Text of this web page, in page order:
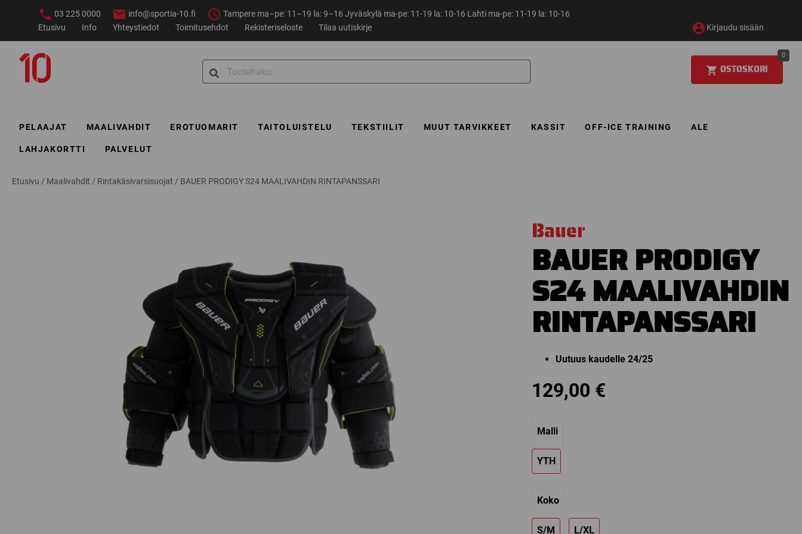
03 225 0000 info@sportia-10.fi
Tampere ma–pe: 11–19 la: 9–16 Jyväskylä ma-pe: 11-19 la: 10-16 Lahti ma-pe: 11-19 la: 10-16
Etusivu
Info Yhteystiedot Toimitusehdot Rekisteriseloste Tilaa uutiskirje Kirjaudu sisään
Search
for:
OSTOSKORI
0
PELAAJAT MAALIVAHDIT EROTUOMARIT TAITOLUISTELU TEKSTIILIT MUUT TARVIKKEET KASSIT OFF-ICE TRAINING ALE
LAHJAKORTTI PALVELUT
Etusivu / Maalivahdit / Rintakäsivarsisuojat / BAUER PRODIGY S24 MAALIVAHDIN RINTAPANSSARI
Bauer
BAUER PRODIGY
S24 MAALIVAHDIN
RINTAPANSSARI
Uutuus kaudelle 24/25
129,00 €
Malli
YTH
Koko
S/M L/XL